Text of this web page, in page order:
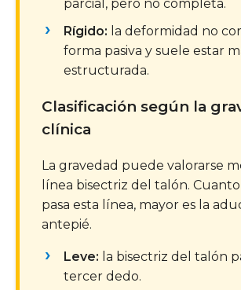
parcial, pero no completa.
Rígido: la deformidad no
forma pasiva y suele estar
estructurada.
Clasificación según la
clínica
La gravedad puede valorarse
línea bisectriz del talón. Cuanto
pasa esta línea, mayor es la
antepié.
Leve: la bisectriz del talón
tercer dedo.